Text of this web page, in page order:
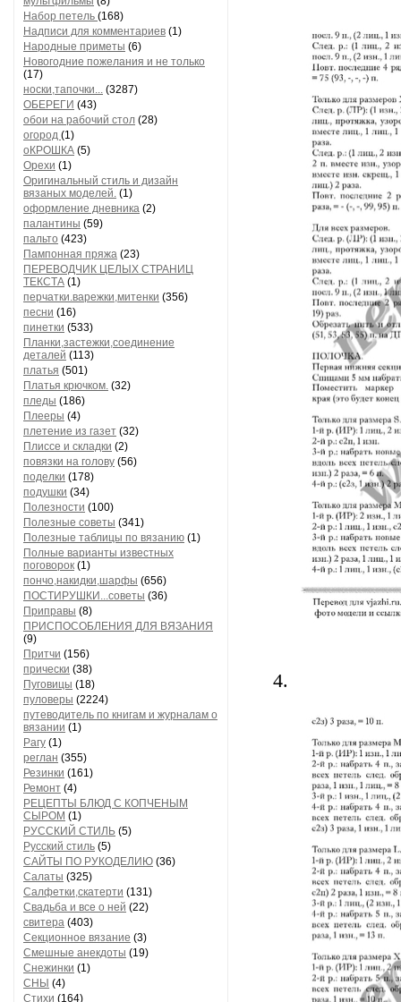
Набор петель (168)
Надписи для комментариев (1)
Народные приметы (6)
Новогодние пожелания и не только
(17)
носки,тапочки... (3287)
ОБЕРЕГИ (43)
обои на рабочий стол (28)
огород (1)
оКРОШКА (5)
Орехи (1)
Оригинальный стиль и дизайн
вязаных моделей. (1)
оформление дневника (2)
палантины (59)
пальто (423)
Пампонная пряжа (23)
ПЕРЕВОДЧИК ЦЕЛЫХ СТРАНИЦ
ТЕКСТА (1)
перчатки.варежки,митенки (356)
песни (16)
пинетки (533)
Планки,застежки,соединение
деталей (113)
платья (501)
Платья крючком. (32)
пледы (186)
Плееры (4)
плетение из газет (32)
Плиссе и складки (2)
повязки на голову (56)
поделки (178)
подушки (34)
Полезности (100)
Полезные советы (341)
Полезные таблицы по вязанию (1)
Полные варианты известных
поговорок (1)
пончо,накидки,шарфы (656)
ПОСТИРУШКИ...советы (36)
Приправы (8)
ПРИСПОСОБЛЕНИЯ ДЛЯ ВЯЗАНИЯ
(9)
Притчи (156)
прически (38)
Пуговицы (18)
пуловеры (2224)
путеводитель по книгам и журналам о
вязании (1)
Рагу (1)
реглан (355)
Резинки (161)
Ремонт (4)
РЕЦЕПТЫ БЛЮД С КОПЧЕНЫМ
СЫРОМ (1)
РУССКИЙ СТИЛЬ (5)
Русский стиль (5)
САЙТЫ ПО РУКОДЕЛИЮ (36)
Салаты (325)
Салфетки,скатерти (131)
Свадьба и все о ней (22)
свитера (403)
Секционное вязание (3)
Смешные анекдоты (19)
Снежинки (1)
СНЫ (4)
Стихи (164)
4.